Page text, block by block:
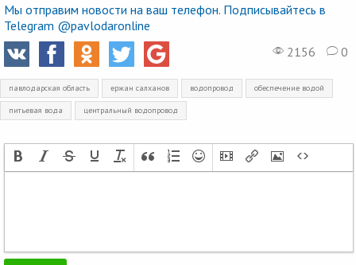
Мы отправим новости на ваш телефон. Подписывайтесь в
Telegram @pavlodaronline
2156
0
павлодарская область ержан салханов водопровод обеспечение водой
питьевая вода центральный водопровод